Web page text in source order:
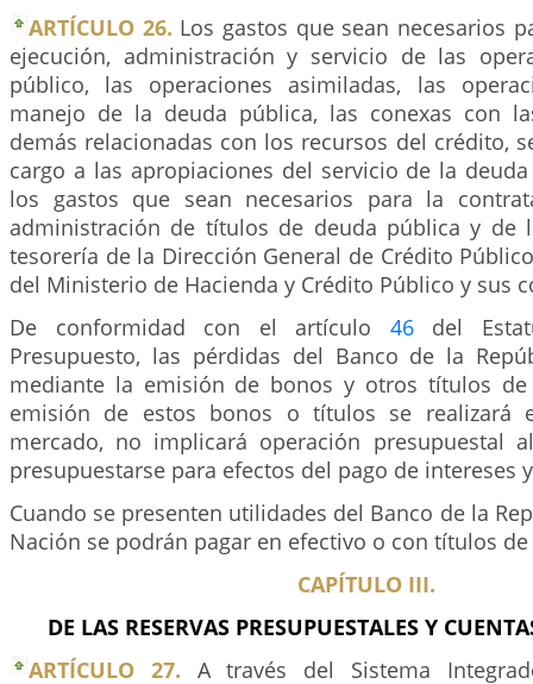
ARTÍCULO 26. Los gastos que sean necesarios
ejecución, administración y servicio de las
público, las operaciones asimiladas, las
manejo de la deuda pública, las conexas con
demás relacionadas con los recursos del crédito,
cargo a las apropiaciones del servicio de la
los gastos que sean necesarios para la
administración de títulos de deuda pública y de
tesorería de la Dirección General de Crédito
del Ministerio de Hacienda y Crédito Público y sus
De conformidad con el artículo 46del
Presupuesto, las pérdidas del Banco de la
mediante la emisión de bonos y otros títulos de
emisión de estos bonos o títulos se realizará
mercado, no implicará operación presupuestal
presupuestarse para efectos del pago de intereses
Cuando se presenten utilidades del Banco de la
Nación se podrán pagar en efectivo o con títulos
CAPÍTULO III.
DE LAS RESERVAS PRESUPUESTALES Y
ARTÍCULO 27. A través del Sistema